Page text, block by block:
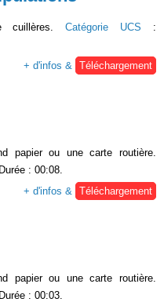
cuillères.Catégorie UCS :
+ d'infos & Téléchargement
papier ou une carte routière.
Durée : 00:08.
+ d'infos &
Téléchargement
papier ou une carte routière.
Durée : 00:03.